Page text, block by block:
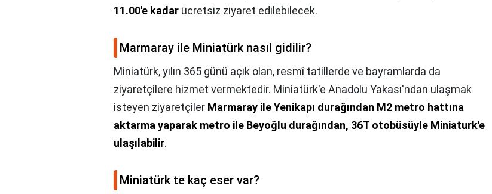
11.00'e kadar ücretsiz ziyaret edilebilecek.
Marmaray ile Miniatürk nasıl gidilir?
Miniatürk, yılın 365 günü açık olan, resmî tatillerde ve bayramlarda da
ziyaretçilere hizmet vermektedir. Miniatürk'e Anadolu Yakası'ndan ulaşmak
isteyen ziyaretçiler Marmaray ile Yenikapı durağından M2 metro hattına
aktarma yaparak metro ile Beyoğlu durağından, 36T otobüsüyle Miniaturk'e
ulaşılabilir.
Miniatürk te kaç eser var?